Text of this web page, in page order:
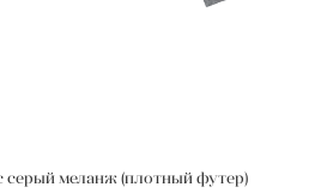
серый меланж (плотный футер)